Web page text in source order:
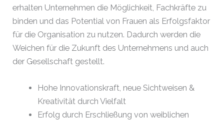
erhalten Unternehmen die Möglichkeit, Fachkräfte zu
binden und das Potential von Frauen als Erfolgsfaktor
für die Organisation zu nutzen. Dadurch werden die
Weichen für die Zukunft des Unternehmens und auch
der Gesellschaft gestellt.
Hohe Innovationskraft, neue Sichtweisen &
Kreativität durch Vielfalt
Erfolg durch Erschließung von weiblichen